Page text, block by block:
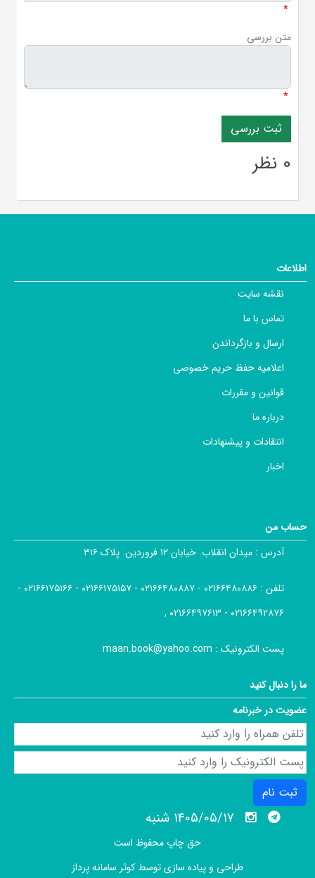
*
متن بررسی
*
0 نظر
اطلاعات
نقشه سایت
تماس با ما
ارسال و بازگرداندن
اعلامیه حفظ حریم خصوصی
قوانین و مقررات
درباره ما
انتقادات و پیشنهادات
اخبار
حساب من
آدرس : میدان انقلاب. خیابان ۱۲ فروردین. پلاک ۳۱۶
تلفن :
۰۲۱۶۶۴۸۰۸۸۶ - ۰۲۱۶۶۴۸۰۸۸۷ - ۰۲۱۶۶۱۷۵۱۵۷ - ۰۲۱۶۶۱۷۵۱۶۶ -
۰۲۱۶۶۴۹۲۸۷۶ - ۰۲۱۶۶۴۹۷۶۱۳ ,
پست الکترونیک : maan.book@yahoo.com
ما را دنبال کنید
عضویت در خبرنامه
ثبت نام
1405/05/17 شنبه
حق چاپ محفوظ است
طراحی و پیاده سازی توسط کوثر سامانه پرداز